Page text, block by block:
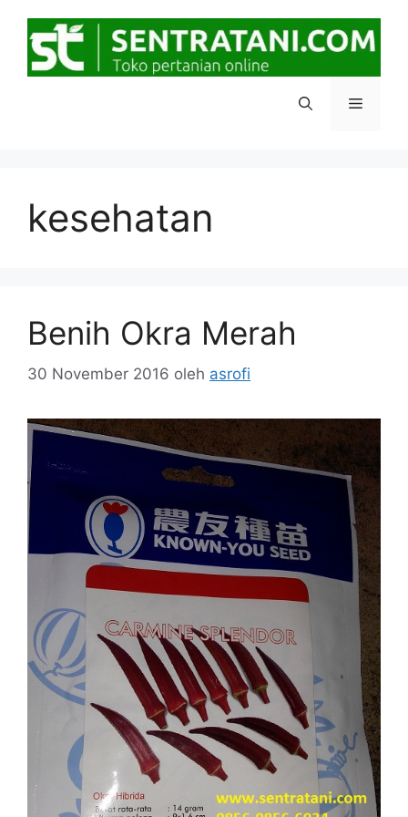
Menu
kesehatan
Benih Okra Merah
30 November 2016 oleh asrofi